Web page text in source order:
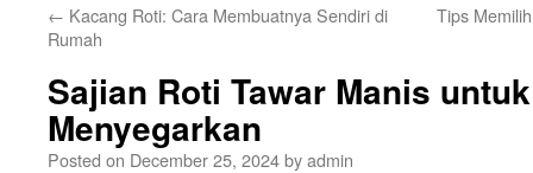
← Kacang Roti: Cara Membuatnya Sendiri di
Rumah
Tips
Sajian Roti Tawar Manis
Menyegarkan
Posted on December 25, 2024byadmin